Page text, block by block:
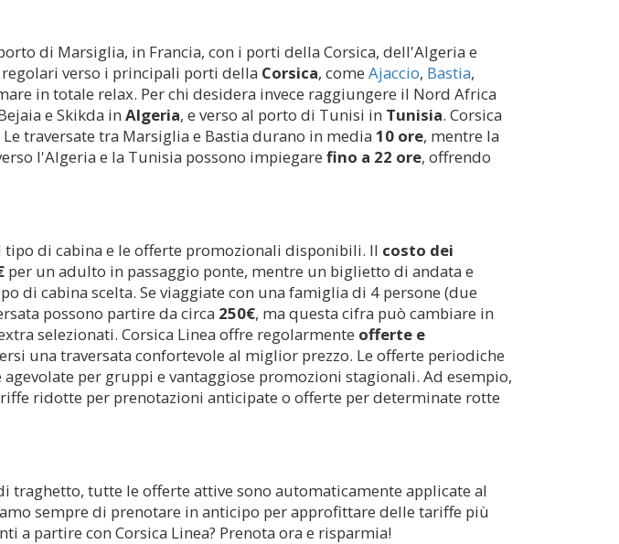
di Marsiglia, in Francia, con i porti della Corsica, dell'Algeria e
verso i principali porti della Corsica, come Ajaccio, Bastia,
in totale relax. Per chi desidera invece raggiungere il Nord Africa
e Skikda in Algeria, e verso al porto di Tunisi in Tunisia. Corsica
traversate tra Marsiglia e Bastia durano in media 10 ore, mentre la
l'Algeria e la Tunisia possono impiegare fino a 22 ore, offrendo
di cabina e le offerte promozionali disponibili. Il costo dei
per un adulto in passaggio ponte, mentre un biglietto di andata e
di cabina scelta. Se viaggiate con una famiglia di 4 persone (due
possono partire da circa 250€, ma questa cifra può cambiare in
selezionati. Corsica Linea offre regolarmente offerte e
una traversata confortevole al miglior prezzo. Le offerte periodiche
per gruppi e vantaggiose promozioni stagionali. Ad esempio,
ridotte per prenotazioni anticipate o offerte per determinate rotte
tutte le offerte attive sono automaticamente applicate al
sempre di prenotare in anticipo per approfittare delle tariffe più
a partire con Corsica Linea? Prenota ora e risparmia!